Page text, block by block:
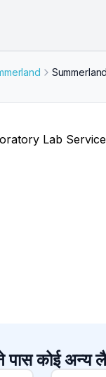
कोई अन्य